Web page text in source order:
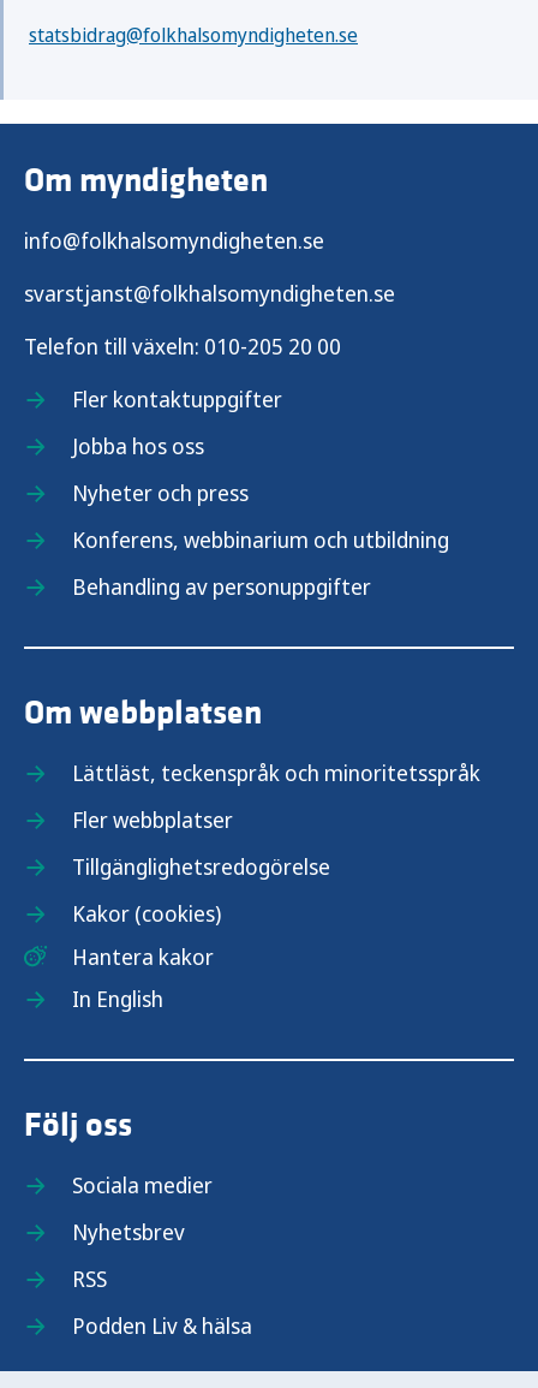
statsbidrag@folkhalsomyndigheten.se
Om myndigheten
info@folkhalsomyndigheten.se
svarstjanst@folkhalsomyndigheten.se
Telefon till växeln: 010-205 20 00
Fler kontaktuppgifter
Jobba hos oss
Nyheter och press
Konferens, webbinarium och utbildning
Behandling av personuppgifter
Om webbplatsen
Lättläst, teckenspråk och minoritetsspråk
Fler webbplatser
Tillgänglighetsredogörelse
Kakor (cookies)
Hantera kakor
In English
Följ oss
Sociala medier
Nyhetsbrev
RSS
Podden Liv & hälsa